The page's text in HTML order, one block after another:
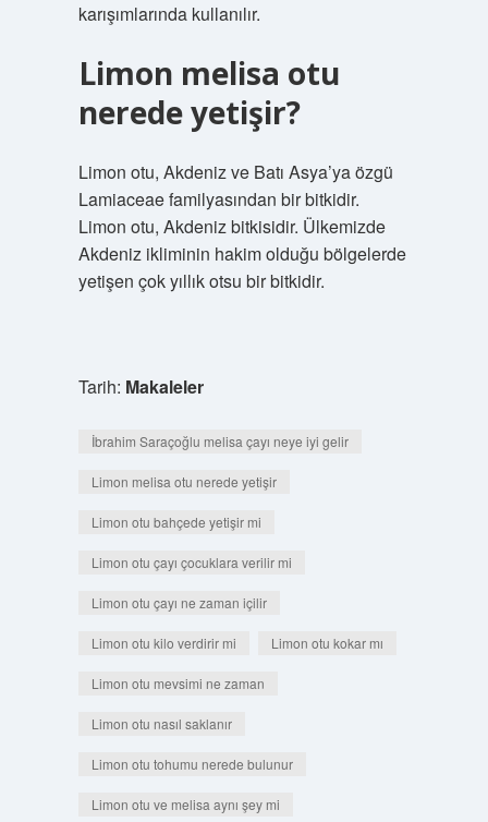
karışımlarında kullanılır.
Limon melisa otu
nerede yetişir?
Limon otu, Akdeniz ve Batı Asya’ya özgü
Lamiaceae familyasından bir bitkidir.
Limon otu, Akdeniz bitkisidir. Ülkemizde
Akdeniz ikliminin hakim olduğu bölgelerde
yetişen çok yıllık otsu bir bitkidir.
Tarih: Makaleler
İbrahim Saraçoğlu melisa çayı neye iyi gelir
Limon melisa otu nerede yetişir
Limon otu bahçede yetişir mi
Limon otu çayı çocuklara verilir mi
Limon otu çayı ne zaman içilir
Limon otu kilo verdirir mi Limon otu kokar mı
Limon otu mevsimi ne zaman
Limon otu nasıl saklanır
Limon otu tohumu nerede bulunur
Limon otu ve melisa aynı şey mi